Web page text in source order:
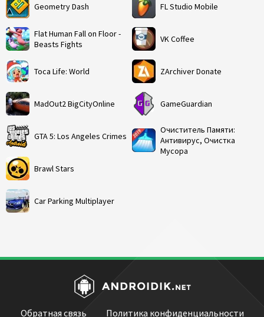
Geometry Dash
Flat Human Fall on Floor -
Beasts Fights
Toca Life: World
MadOut2 BigCityOnline
GTA 5: Los Angeles Crimes
Brawl Stars
Car Parking Multiplayer
FL Studio Mobile
VK Coffee
ZArchiver Donate
GameGuardian
Очиститель Памяти:
Антивирус, Очистка
Мусора
Обратная связь Политика конфиденциальности